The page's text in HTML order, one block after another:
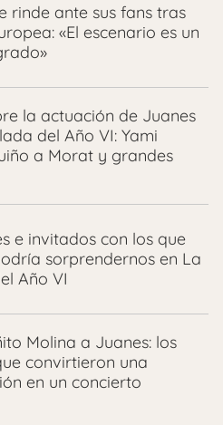
rinde ante sus fans tras
«El escenario es un
la actuación de Juanes
del Año VI: Yami
a Morat y grandes
e invitados con los que
sorprendernos en La
Año VI
Molina a Juanes: los
convirtieron una
en un concierto